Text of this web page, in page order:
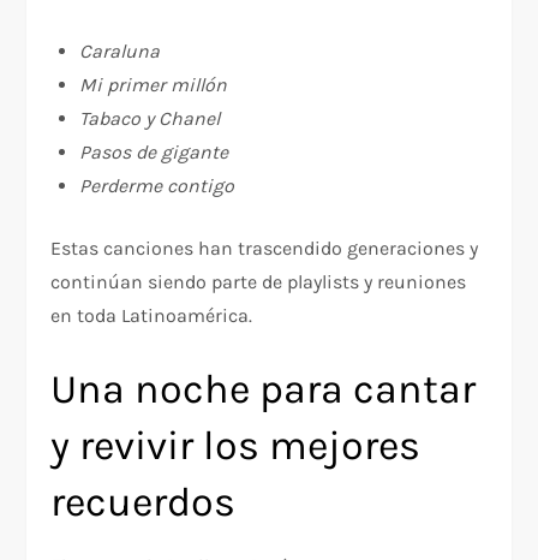
Caraluna
Mi primer millón
Tabaco y Chanel
Pasos de gigante
Perderme contigo
Estas canciones han trascendido generaciones y
continúan siendo parte de playlists y reuniones
en toda Latinoamérica.
Una noche para cantar
y revivir los mejores
recuerdos